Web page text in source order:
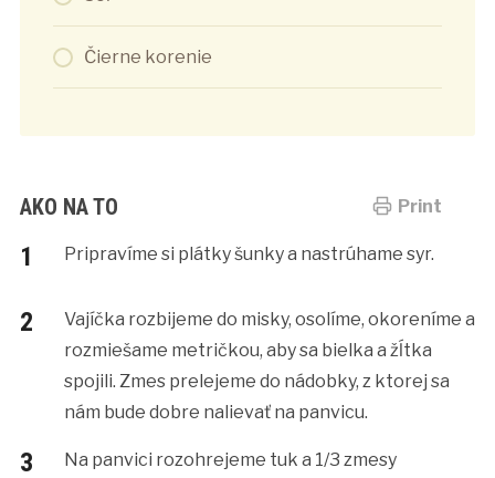
Čierne korenie
Print
AKO NA TO
Pripravíme si plátky šunky a nastrúhame syr.
Vajíčka rozbijeme do misky, osolíme, okoreníme a
rozmiešame metričkou, aby sa bielka a žĺtka
spojili. Zmes prelejeme do nádobky, z ktorej sa
nám bude dobre nalievať na panvicu.
Na panvici rozohrejeme tuk a 1/3 zmesy